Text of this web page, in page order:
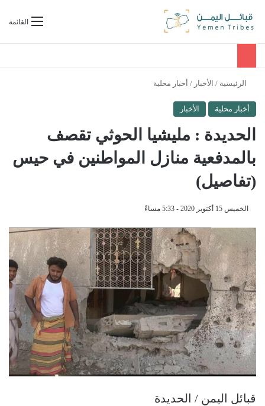
القائمةبحث عن
الرئيسية / الأخبار / أخبار محلية
أخبار محلية الأخبار
الحديدة : مليشيا الحوثي تقصف
بالمدفعية منازل المواطنين في حيس
(تفاصيل)
الخميس 15 أكتوبر 2020 - 5:33 مساءً
قبائل اليمن / الحديدة